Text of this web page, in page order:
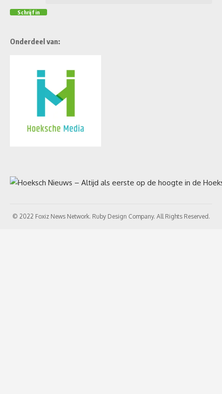
Onderdeel van:
© 2022 Foxiz News Network. Ruby Design Company. All Rights Reserved.